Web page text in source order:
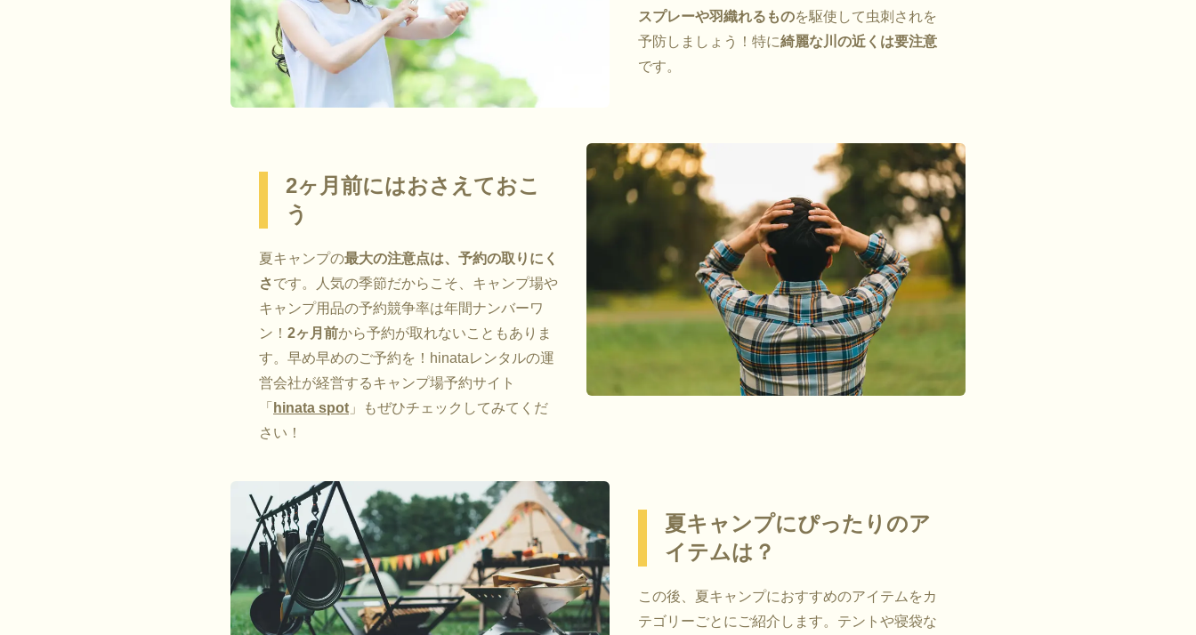
スプレーや羽織れるものを駆使して虫刺されを
予防しましょう！特に綺麗な川の近くは要注意
です。
2ヶ月前にはおさえておこ
う
夏キャンプの最大の注意点は、予約の取りにく
さです。人気の季節だからこそ、キャンプ場や
キャンプ用品の予約競争率は年間ナンバーワ
ン！ 2ヶ月前から予約が取れないこともありま
す。早め早めのご予約を！hinataレンタルの運
営会社が経営するキャンプ場予約サイト
「 hinata spot 」もぜひチェックしてみてくだ
さい！
夏キャンプにぴったりのア
イテムは？
この後、夏キャンプにおすすめのアイテムをカ
テゴリーごとにご紹介します。テントや寝袋な